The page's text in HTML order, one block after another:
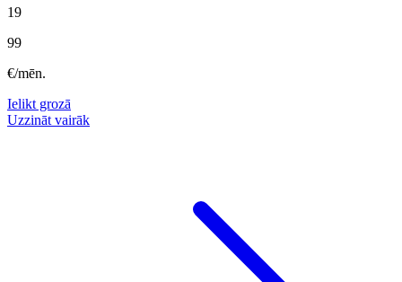
19
99
€/mēn.
Ielikt grozā
Uzzināt vairāk